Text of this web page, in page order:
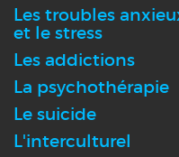
Les troubles
et le stress
Les addictions
La psychothérapie
Le suicide
L'interculturel